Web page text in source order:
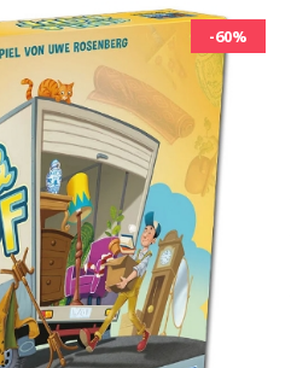
-60%